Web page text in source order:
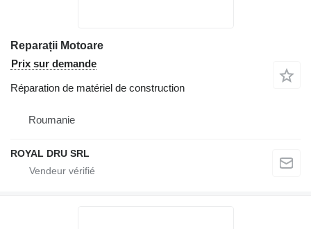
Reparații Motoare
Prix sur demande
Réparation de matériel de construction
Roumanie
ROYAL DRU SRL